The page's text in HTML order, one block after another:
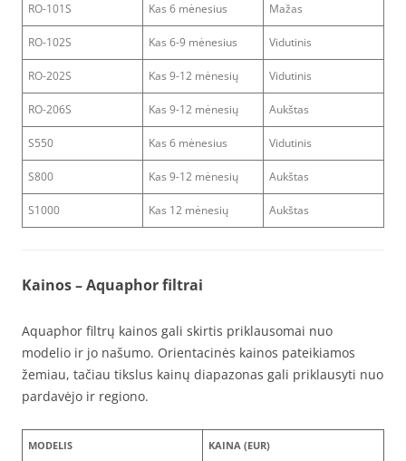
RO-101S Kas 6 mėnesius Mažas
RO-102S Kas 6-9 mėnesius Vidutinis
RO-202S Kas 9-12 mėnesių Vidutinis
RO-206S Kas 9-12 mėnesių Aukštas
S550 Kas 6 mėnesius Vidutinis
S800 Kas 9-12 mėnesių Aukštas
S1000 Kas 12 mėnesių Aukštas
Kainos– Aquaphor filtrai
Aquaphor filtrų kainos gali skirtis priklausomai nuo
modelio ir jo našumo. Orientacinės kainos pateikiamos
žemiau, tačiau tikslus kainų diapazonas gali priklausyti nuo
pardavėjo ir regiono.
MODELIS KAINA (EUR)